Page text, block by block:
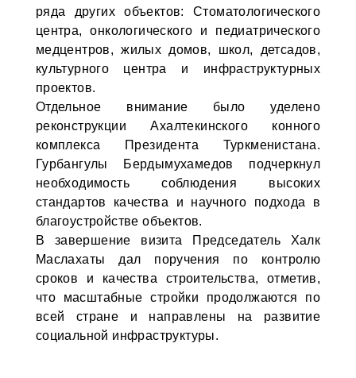
ряда других объектов: Стоматологического
центра, онкологического и педиатрического
медцентров, жилых домов, школ, детсадов,
культурного центра и инфраструктурных
проектов.
Отдельное внимание было уделено
реконструкции Ахалтекинского конного
комплекса Президента Туркменистана.
Гурбангулы Бердымухамедов подчеркнул
необходимость соблюдения высоких
стандартов качества и научного подхода в
благоустройстве объектов.
В завершение визита Председатель Халк
Маслахаты дал поручения по контролю
сроков и качества строительства, отметив,
что масштабные стройки продолжаются по
всей стране и направлены на развитие
социальной инфраструктуры.